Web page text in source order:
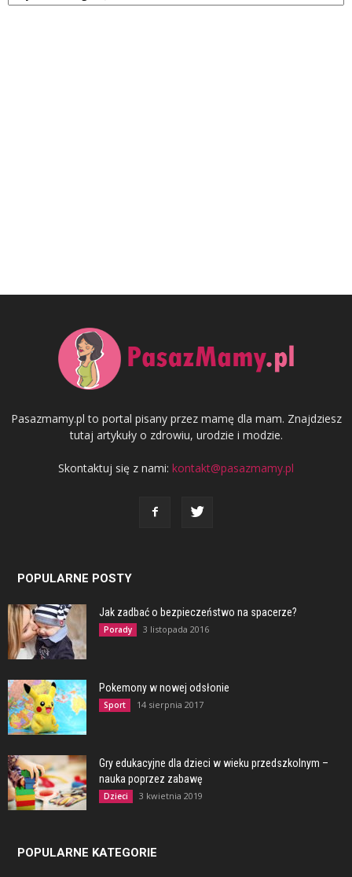
Pasazmamy.pl to portal pisany przez mamę dla mam. Znajdziesz
tutaj artykuły o zdrowiu, urodzie i modzie.
Skontaktuj się z nami: kontakt@pasazmamy.pl
POPULARNE POSTY
Jak zadbać o bezpieczeństwo na spacerze?
Porady 3 listopada 2016
Pokemony w nowej odsłonie
Sport 14 sierpnia 2017
Gry edukacyjne dla dzieci w wieku przedszkolnym –
nauka poprzez zabawę
Dzieci 3 kwietnia 2019
POPULARNE KATEGORIE